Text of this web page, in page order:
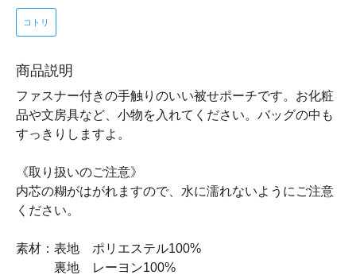
コトリ
商品説明
ファスナー付きの手触りのいい被せポーチです。お化粧
品や文房具など、小物を入れてください。バッグの中も
すっきりしますよ。
《取り扱いのご注意》
内芯の糊がはがれますので、水に濡れないようにご注意
ください。
素材：表地 ポリエステル100%
裏地 レーヨン100%